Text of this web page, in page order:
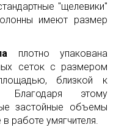
"щелевики"
имеют размер
плотно упакована
сеток с размером
близкой к
Благодаря этому
застойные объемы
работе умягчителя.